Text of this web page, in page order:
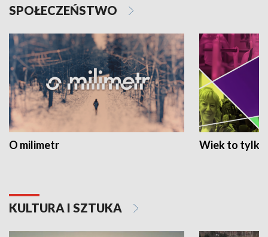
SPOŁECZEŃSTWO
O milimetr Wiek to tylko
KULTURA I SZTUKA